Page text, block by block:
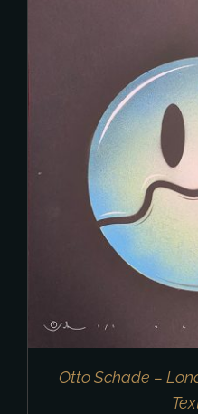
Otto Schade –